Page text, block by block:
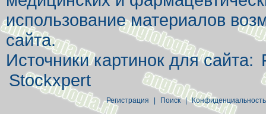
использование материалов
сайта.
Источники картинок для сайта:
Stockxpert
Регистрация Поиск | Конфиденциальность